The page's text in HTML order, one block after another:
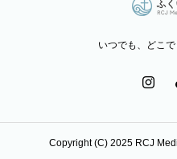
いつでも、どこ
Copyright (C) 2025 RCJ